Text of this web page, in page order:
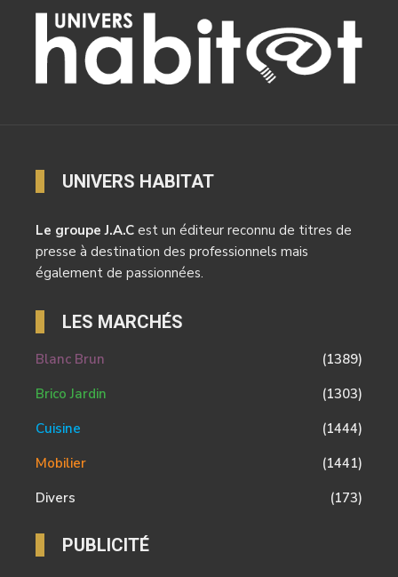
UNIVERS HABITAT
Le groupe J.A.C est un éditeur reconnu de titres de
presse à destination des professionnels mais
également de passionnées.
LES MARCHÉS
Blanc Brun
(1389)
Brico Jardin
(1303)
Cuisine
(1444)
Mobilier
(1441)
Divers
(173)
PUBLICITÉ